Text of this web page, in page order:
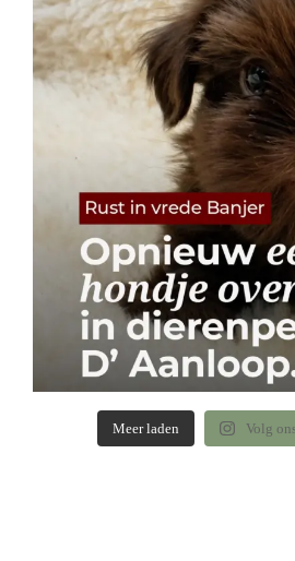
Meer laden Volg